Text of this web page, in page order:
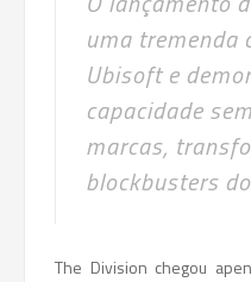
uma tremenda
Ubisoft e
capacidade
marcas,
blockbusters
The Division chegou